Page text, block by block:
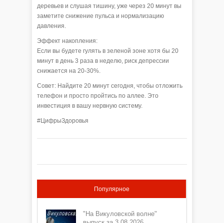
деревьев и слушая тишину, уже через 20 минут вы
заметите снижение пульса и нормализацию
давления.
Эффект накопления:
Если вы будете гулять в зеленой зоне хотя бы 20
минут в день 3 раза в неделю, риск депрессии
снижается на 20-30%.
Совет: Найдите 20 минут сегодня, чтобы отложить
телефон и просто пройтись по аллее. Это
инвестиция в вашу нервную систему.
#ЦифрыЗдоровья
Популярное
"На Викуловской волне"